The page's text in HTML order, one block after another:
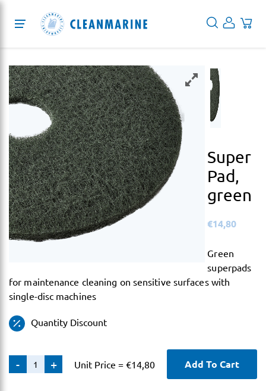
Cleaning
Disinfection
Services
About
Blog
Super
Pad,
green
€14,80
Green
superpads
for maintenance cleaning on sensitive surfaces with
single-disc machines
Quantity Discount
-
Super
Pad,
+ Unit Price = €14,80 Add To Cart